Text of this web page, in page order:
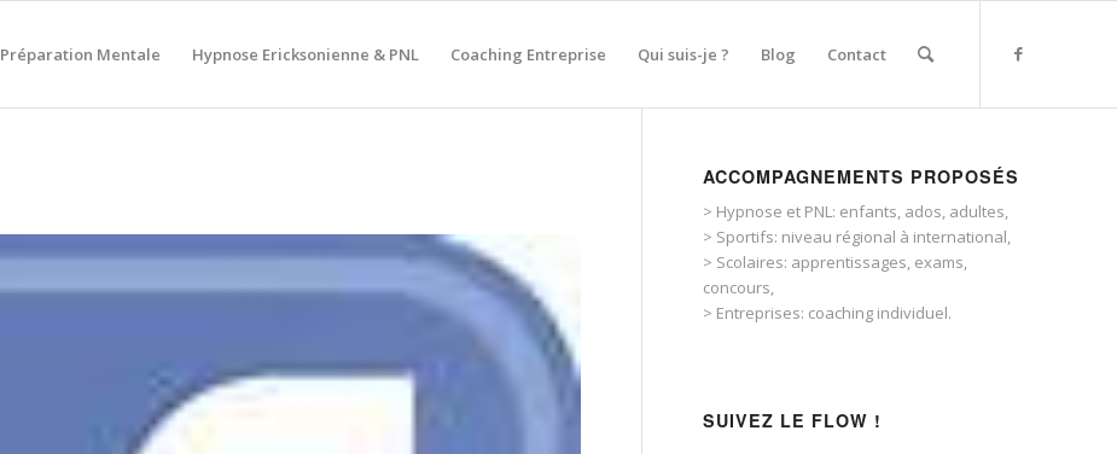
Préparation Mentale Hypnose Ericksonienne & PNL Coaching Entreprise Qui suis-je ? Blog Contact
ACCOMPAGNEMENTS PROPOSÉS
> Hypnose et PNL: enfants, ados, adultes,
> Sportifs: niveau régional à international,
> Scolaires: apprentissages, exams,
concours,
> Entreprises: coaching individuel.
SUIVEZ LE FLOW !